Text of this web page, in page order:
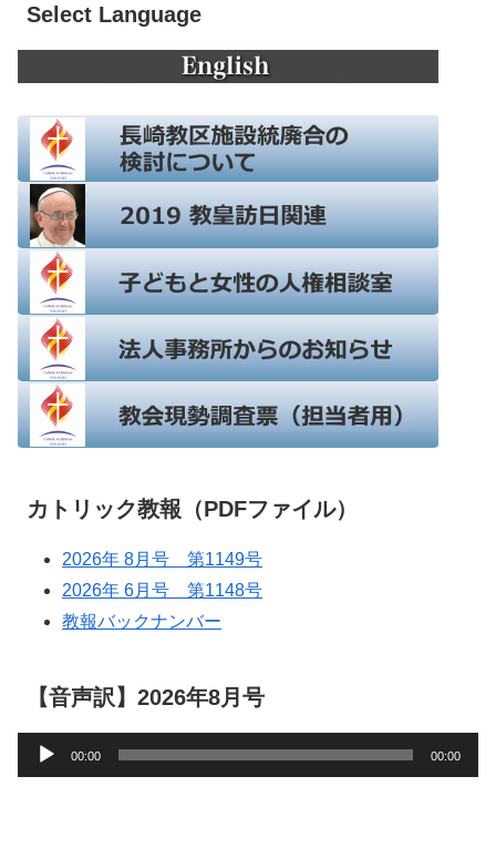
Select Language
カトリック教報（PDFファイル）
2026年 8月号 第1149号
2026年 6月号 第1148号
教報バックナンバー
【音声訳】2026年8月号
声
00:00 00:00